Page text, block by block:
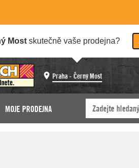
Most skutečně vaše prodejna?
Praha - Černý Most
MOJE PRODEJNA